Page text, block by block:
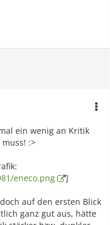
ein wenig an Kritik
:>
eneco.png
]
auf den ersten Blick
ganz gut aus, hätte